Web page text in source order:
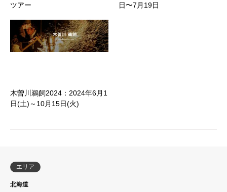
ツアー
日〜7月19日
木曽川鵜飼2024：2024年6月1
日(土)～10月15日(火)
エリア
北海道